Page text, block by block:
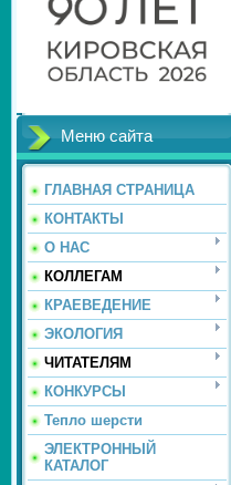
Меню сайта
ГЛАВНАЯ СТРАНИЦА
КОНТАКТЫ
О НАС
КОЛЛЕГАМ
КРАЕВЕДЕНИЕ
ЭКОЛОГИЯ
ЧИТАТЕЛЯМ
КОНКУРСЫ
Тепло шерсти
ЭЛЕКТРОННЫЙ
КАТАЛОГ